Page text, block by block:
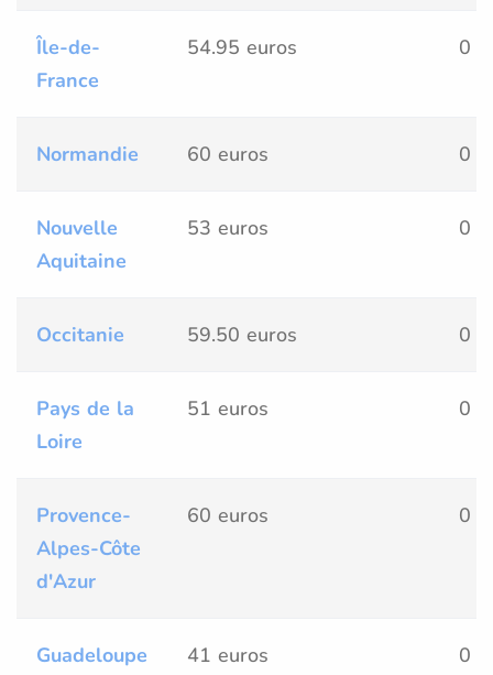
Île-de-
France
54.95 euros 0
Normandie 60 euros 0
Nouvelle
Aquitaine
53 euros 0
Occitanie 59.50 euros 0
Pays de la
Loire
51 euros 0
Provence-
Alpes-Côte
d'Azur
60 euros 0
Guadeloupe 41 euros 0